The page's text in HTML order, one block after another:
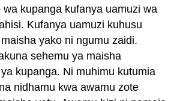
kupanga kufanya uamuzi wa
Kufanya uamuzi kuhusu
yako ni ngumu zaidi.
sehemu ya maisha
kupanga. Ni muhimu kutumia
nidhamu kwa awamu zote